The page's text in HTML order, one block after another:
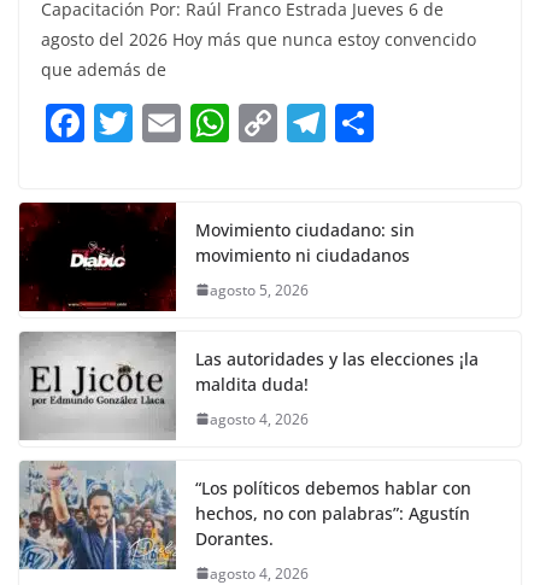
c
e
b
o
k
itt
er
ai at
A
p
p
Li
n
e
a
m
ar
e
Capacitación Por: Raúl Franco Estrada Jueves 6 de
agosto del 2026 Hoy más que nunca estoy convencido
que además de
F
c
e
b
o
o
k
T
itt
er
E W
s
A
p
C
y
Li
k
T
gr
a
e
Movimiento ciudadano: sin
movimiento ni ciudadanos
agosto 5, 2026
Las autoridades y las elecciones ¡la
maldita duda!
agosto 4, 2026
“Los políticos debemos hablar con
hechos, no con palabras”: Agustín
Dorantes.
agosto 4, 2026